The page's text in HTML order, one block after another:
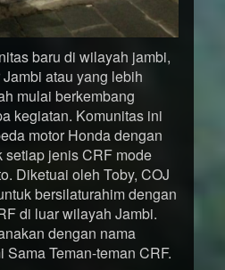
baru di wilayah jambi,
atau yang lebih
mulai berkembang
kegiatan. Komunitas ini
motor Honda dengan
setiap jenis CRF mode
Diketuai oleh Toby, COJ
bersilaturahim dengan
di luar wilayah Jambi.
dengan nama
Teman-teman CRF.